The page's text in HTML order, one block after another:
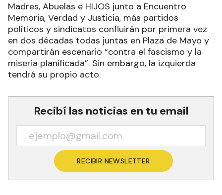
Madres, Abuelas e HIJOS junto a Encuentro
Memoria, Verdad y Justicia, más partidos
políticos y sindicatos confluirán por primera vez
en dos décadas todas juntas en Plaza de Mayo y
compartirán escenario “contra el fascismo y la
miseria planificada”. Sin embargo, la izquierda
tendrá su propio acto.
Recibí las noticias en tu email
RECIBIR NEWSLETTER